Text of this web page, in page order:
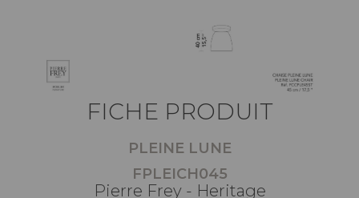
FICHE PRODUIT
PLEINE LUNE
FPLEICH045
Pierre Frey - Heritage